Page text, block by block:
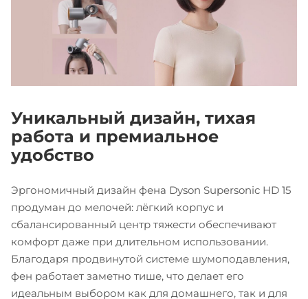
Уникальный дизайн, тихая
работа и премиальное
удобство
Эргономичный дизайн фена Dyson Supersonic HD 15
продуман до мелочей: лёгкий корпус и
сбалансированный центр тяжести обеспечивают
комфорт даже при длительном использовании.
Благодаря продвинутой системе шумоподавления,
фен работает заметно тише, что делает его
идеальным выбором как для домашнего, так и для